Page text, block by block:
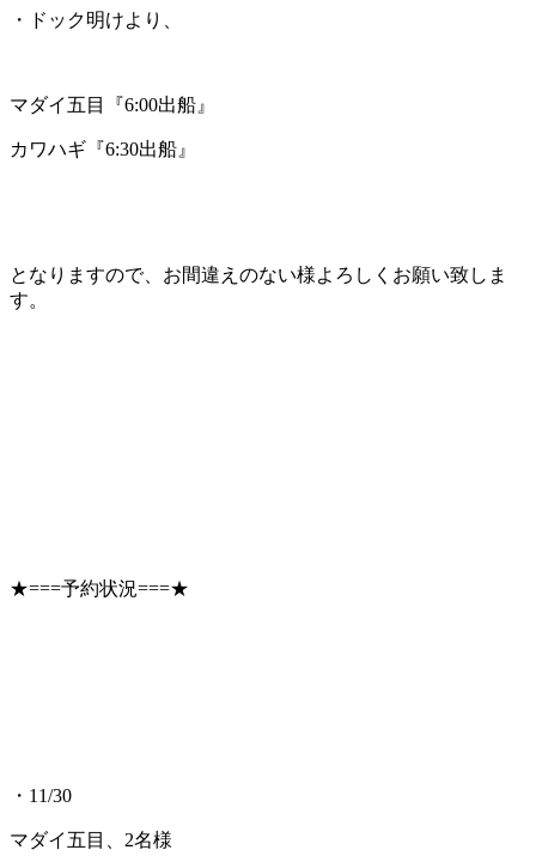
・ドック明けより、
マダイ五目『6:00出船』
カワハギ『6:30出船』
となりますので、お間違えのない様よろしくお願い致しま
す。
★===予約状況===★
・11/30
マダイ五目、2名様